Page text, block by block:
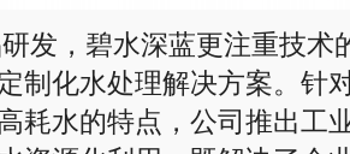
发，碧水深蓝更注重技术
制化水处理解决方案。针
耗水的特点，公司推出工